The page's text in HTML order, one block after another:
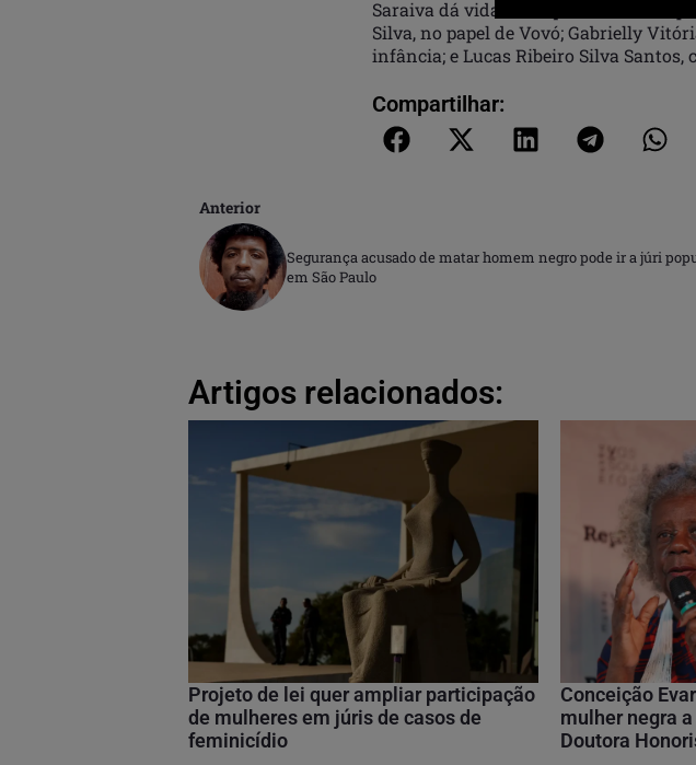
Saraiva dá vida a Joaquim. O núcleo
Silva, no papel de Vovó; Gabrielly
infância; e Lucas Ribeiro Silva Santos,
Compartilhar:
Anterior
Segurança acusado de matar homem negro pode ir a júri
em São Paulo
Artigos relacionados:
Projeto de lei quer ampliar participação
de mulheres em júris de casos de
feminicídio
Conceição
mulher negra
Doutora